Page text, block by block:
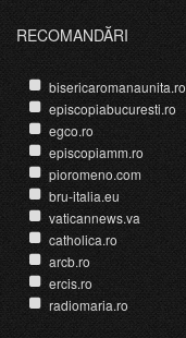
RECOMANDĂRI
bisericaromanaunita.ro
episcopiabucuresti.ro
egco.ro
episcopiamm.ro
pioromeno.com
bru-italia.eu
vaticannews.va
catholica.ro
arcb.ro
ercis.ro
radiomaria.ro